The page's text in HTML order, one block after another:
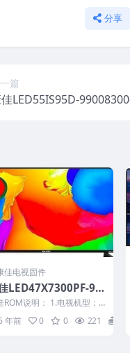
分享
篇
LED55IS95D-
佳电视固件
LED47X7300PF-99
V2.1.23原厂系
机电视固件包下载
ROM说明： 1.电视机型：L
2.物料号：9901
年前 0 0 221